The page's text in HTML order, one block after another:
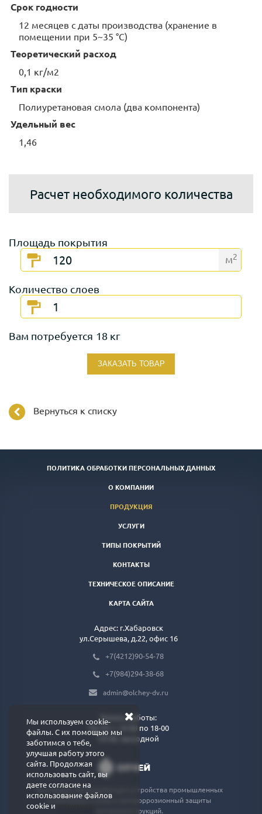
Срок годности
12 месяцев с даты производства (хранение в
помещении при 5~35 °С)
Теоретический расход
0,1 кг/м2
Тип краски
Полиуретановая смола (два компонента)
Удельный вес
1,46
Расчет необходимого количества
Площадь покрытия
м2
Количество слоев
Вам потребуется 18 кг
ЗАКАЗАТЬ ТОВАР
Вернуться к списку
ПОЛИТИКА ОБРАБОТКИ ПЕРСОНАЛЬНЫХ ДАННЫХ
О КОМПАНИИ
ПРОДУКЦИЯ
УСЛУГИ
ТИПЫ ПОКРЫТИЙ
КОНТАКТЫ
ТЕХНИЧЕСКОЕ ОПИСАНИЕ
КАРТА САЙТА
Адрес: г.Хабаровск
ул.Серышева, д.22, офис 16
+7(4212)90-54-78
+7(984)294-38-68
admin@olchey-dv.ru
Режим работы:
Пн-Пт: с 10-00 по 18-00
Сб-Вс: выходной
Поставщик материалов для устройства промышленных
полимерных полов и антикоррозионный защиты
металоконструкций.
Мы используем cookie-
файлы. С их помощью мы
заботимся о тебе,
улучшая работу этого
сайта. Продолжая
использовать сайт, вы
даете согласие на
использование файлов
cookie и